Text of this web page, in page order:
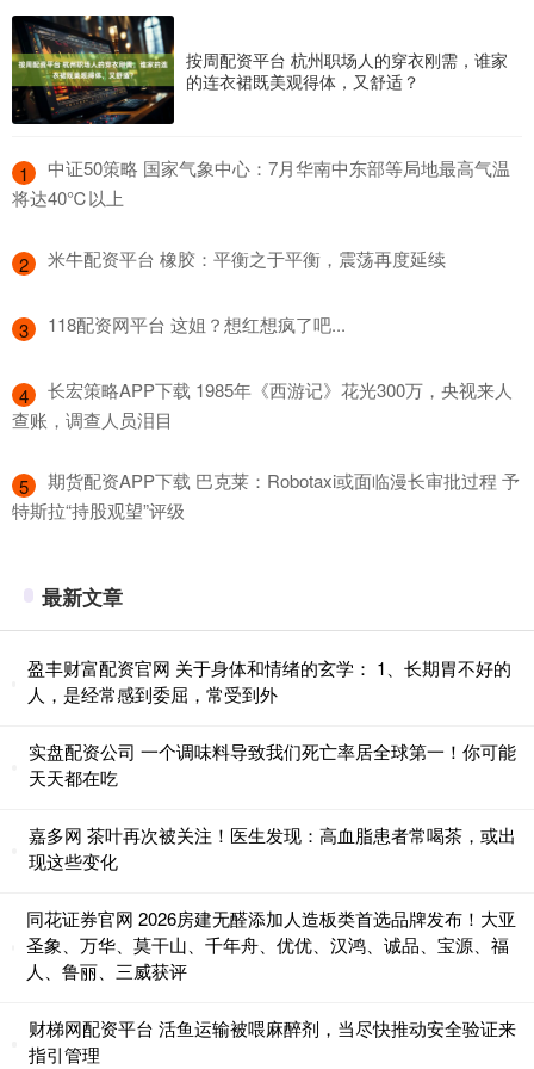
按周配资平台 杭州职场人的穿衣刚需，谁家
的连衣裙既美观得体，又舒适？
1
​中证50策略 国家气象中心：7月华南中东部等局地最高气温
将达40℃以上
2 ​米牛配资平台 橡胶：平衡之于平衡，震荡再度延续
3 ​118配资网平台 这姐？想红想疯了吧...
4
​长宏策略APP下载 1985年《西游记》花光300万，央视来人
查账，调查人员泪目
5
​期货配资APP下载 巴克莱：Robotaxi或面临漫长审批过程 予
特斯拉“持股观望”评级
最新文章
盈丰财富配资官网 关于身体和情绪的玄学： 1、长期胃不好的
人，是经常感到委屈，常受到外
实盘配资公司 一个调味料导致我们死亡率居全球第一！你可能
天天都在吃
嘉多网 茶叶再次被关注！医生发现：高血脂患者常喝茶，或出
现这些变化
同花证券官网 2026房建无醛添加人造板类首选品牌发布！大亚
圣象、万华、莫干山、千年舟、优优、汉鸿、诚品、宝源、福
人、鲁丽、三威获评
财梯网配资平台 活鱼运输被喂麻醉剂，当尽快推动安全验证来
指引管理